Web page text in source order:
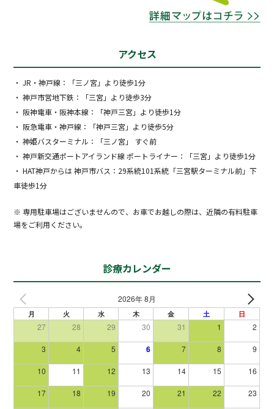
アクセス
・ JR・神戸線：「三ノ宮」より徒歩1分
・ 神戸市営地下鉄：「三宮」より徒歩3分
・ 阪神電車・阪神本線：「神戸三宮」より徒歩1分
・ 阪急電車・神戸線：「神戸三宮」より徒歩5分
・ 神姫バスターミナル：「三ノ宮」 すぐ前
・ 神戸新交通ポートアイランド線 ポートライナー：「三宮」より徒歩1分
・ HAT神戸からは 神戸市バス：29系統101系統「三宮駅ターミナル前」下
車徒歩1分
※ 専用駐車場はございませんので、お車でお越しの際は、近隣の有料駐車
場をご利用ください。
診療カレンダー
2026年 8月
月 火 水 木 金 土 日
27 28 29 30 31 1 2
3 4 5 6 7 8 9
10 11 12 13 14 15 16
17 18 19 20 21 22 23